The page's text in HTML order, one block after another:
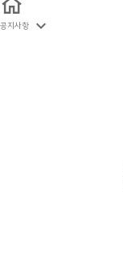
공지사항 